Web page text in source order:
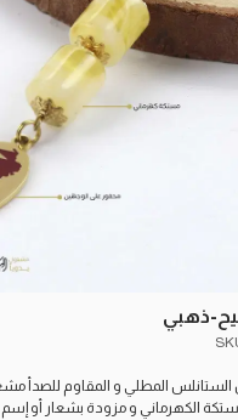
ذهبي
الستانلس المطلي و المقاوم للصدأ
الكهرماني و مزودة بشعار أو